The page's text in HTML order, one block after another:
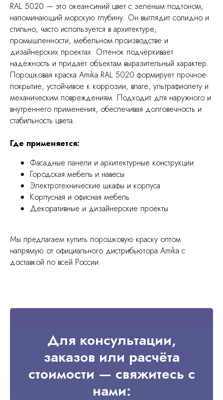
RAL 5020 — это океан-синий цвет с зелёным подтоном,
напоминающий морскую глубину. Он выглядит солидно и
стильно, часто используется в архитектуре,
промышленности, мебельном производстве и
дизайнерских проектах. Оттенок подчёркивает
надёжность и придаёт объектам выразительный характер.
Порошковая краска Amika RAL 5020 формирует прочное
покрытие, устойчивое к коррозии, влаге, ультрафиолету и
механическим повреждениям. Подходит для наружного и
внутреннего применения, обеспечивая долговечность и
стабильность цвета.
Где применяется:
Фасадные панели и архитектурные конструкции
Городская мебель и навесы
Электротехнические шкафы и корпуса
Корпусная и офисная мебель
Декоративные и дизайнерские проекты
Мы предлагаем купить порошковую краску оптом
напрямую от официального дистрибьютора Amika с
доставкой по всей России.
Для консультации,
заказов или расчёта
стоимости — свяжитесь с
нами: